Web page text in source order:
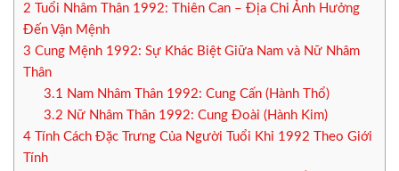
2 Tuổi Nhâm Thân 1992: Thiên Can – Địa Chi Ảnh Hưởng
Đến Vận Mệnh
3 Cung Mệnh 1992: Sự Khác Biệt Giữa Nam và Nữ Nhâm
Thân
3.1
Nam Nhâm Thân 1992: Cung Cấn (Hành Thổ)
3.2 Nữ Nhâm Thân 1992: Cung Đoài (Hành Kim)
4 Tính Cách Đặc Trưng Của Người Tuổi Khỉ 1992 Theo Giới
Tính